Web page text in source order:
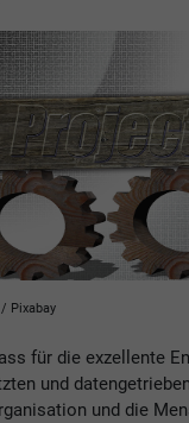
Pixabay
für die exzellente
und
und die